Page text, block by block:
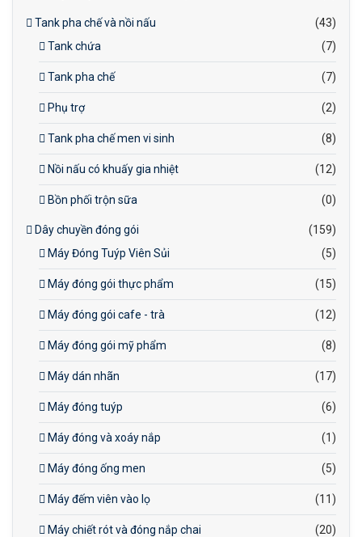
Tank pha chế và nồi nấu
(43)
Tank chứa
(7)
Tank pha chế (7)
Phụ trợ (2)
Tank pha chế men vi sinh (8)
Nồi nấu có khuấy gia nhiệt (12)
Bồn phối trộn sữa (0)
Dây chuyền đóng gói
(159)
Máy Đóng Tuýp Viên Sủi
(5)
Máy đóng gói thực phẩm (15)
Máy đóng gói cafe - trà (12)
Máy đóng gói mỹ phẩm (8)
Máy dán nhãn (17)
Máy đóng tuýp (6)
Máy đóng và xoáy nắp (1)
Máy đóng ống men (5)
Máy đếm viên vào lọ (11)
Máy chiết rót và đóng nắp chai (20)